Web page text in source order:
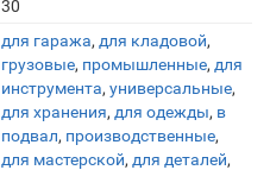
30
для гаража, для кладовой,
грузовые, промышленные, для
инструмента, универсальные,
для хранения, для одежды, в
подвал, производственные,
для мастерской, для деталей,